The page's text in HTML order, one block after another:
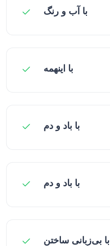
با آب و رنگ
با اینهمه
با باد و دم
با باد و دم
با بی‌زبانی ساختن